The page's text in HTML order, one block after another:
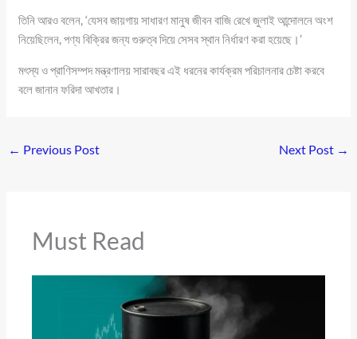
তিনি আরও বলেন, ‘যেসব জায়গায় সাধারণ মানুষ জীবন বাজি রেখে জুলাই আন্দোলনে অংশ
নিয়েছিলেন, পণ্য বিক্রির জন্য গুরুত্ব দিয়ে সেসব স্থান নির্ধারণ করা হয়েছে।’
মৎস্য ও প্রাণিসম্পদ মন্ত্রণালয় সারাবছর এই ধরনের কার্যক্রম পরিচালনার চেষ্টা করবে
বলে জানান ফরিদা আখতার।
← Previous Post Next Post →
Must Read